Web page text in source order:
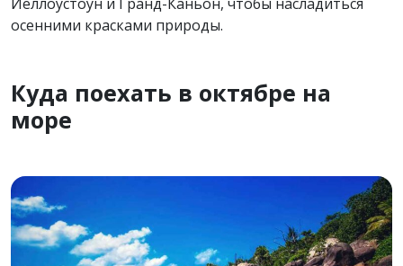
осенними красками природы.
Куда поехать в октябре на
море